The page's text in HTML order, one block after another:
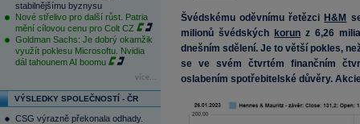
stabilnějšímu byznysu
Nové střelivo pro další růst. Patria
mění cílovou cenu pro Colt CZ
Goldman Sachs: Je dobrý okamžik
využít poklesu Microsoftu. Nvidia
dál tahounem AI boomu
více...
VÝSLEDKY SPOLEČNOSTÍ - ČR
CSG výrazně překonala odhady.
Švédskému oděvnímu řetězci H&M
milionů švédských korun z 6,26
dnešním sdělení. Je to větší pokles,
se ve svém čtvrtém finančním
oslabením spotřebitelské důvěry.